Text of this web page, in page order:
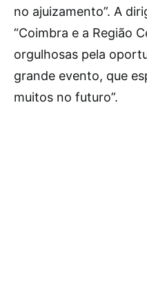
no ajuizamento”. A
“Coimbra e a Região
orgulhosas pela
grande evento, que
muitos no futuro”.